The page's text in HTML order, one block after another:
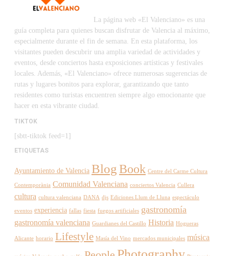
La página web «El Valenciano» es una
guía completa para quienes buscan disfrutar de Valencia al máximo,
especialmente durante el fin de semana. En esta plataforma, los
visitantes pueden descubrir una amplia variedad de actividades y
eventos, desde conciertos hasta exposiciones artísticas y festivales
locales. Además, «El Valenciano» ofrece numerosas sugerencias de
rutas y lugares bonitos para explorar, garantizando que tanto
residentes como turistas encuentren siempre algo emocionante que
hacer en esta vibrante ciudad.
TIKTOK
[sbtt-tiktok feed=1]
ETIQUETAS
Ayuntamiento de Valencia BlogBook Centre del Carme Cultura
Contemporània Comunidad Valenciana conciertos Valencia Cullera
cultura cultura valenciana DANA djs Ediciones Llum de Lluna espectáculo
eventos experiencia fallas fiesta fuegos artificiales gastronomía
gastronomía valenciana Guardianes del Castillo Historia Hogueras
Alicante horario Lifestyle Masía del Vino mercados municipales música